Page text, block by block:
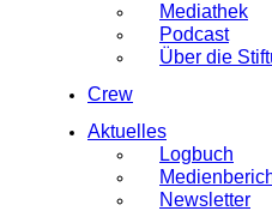
Mediathek
Podcast
Über die
Crew
Aktuelles
Logbuch
Newsletter